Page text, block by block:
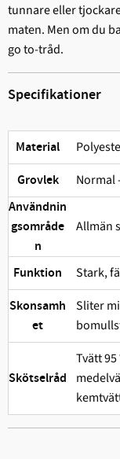
tunnare eller
maten. Men om du
go to-tråd.
Specifikationer
Material
Grovlek Normal
Användnin
gsområde
n
Allmän
Funktion Stark,
Skonsamh
et
Sliter
Skötselråd
Tvätt